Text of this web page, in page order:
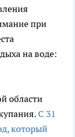
при
на воде:
области
С 31
который